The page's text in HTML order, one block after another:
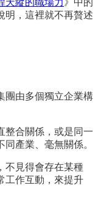
天縱的職場力 》中的
明，這裡就不再贅述
團由多個獨立企業構
整合關係，或是同一
產業、毫無關係。
不見得會存在某種
工作互動，來提升